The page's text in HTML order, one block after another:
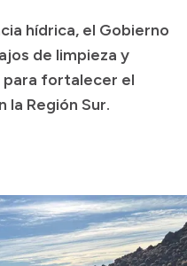
hídrica, el Gobierno
de limpieza y
para fortalecer el
Región Sur.